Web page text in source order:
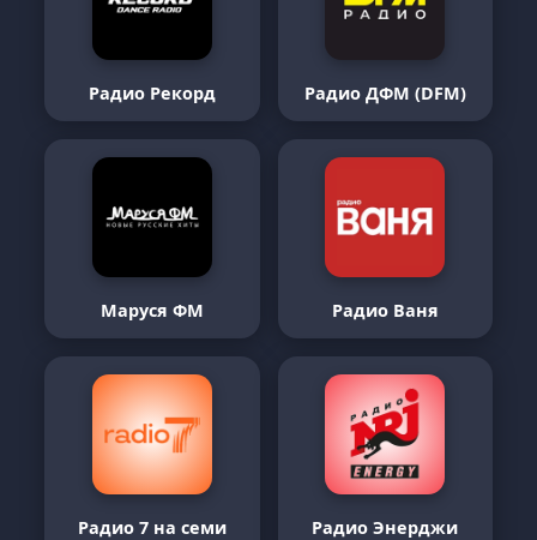
Радио Рекорд Радио ДФМ (DFM)
Маруся ФМ Радио Ваня
Радио 7 на семи
Радио Энерджи